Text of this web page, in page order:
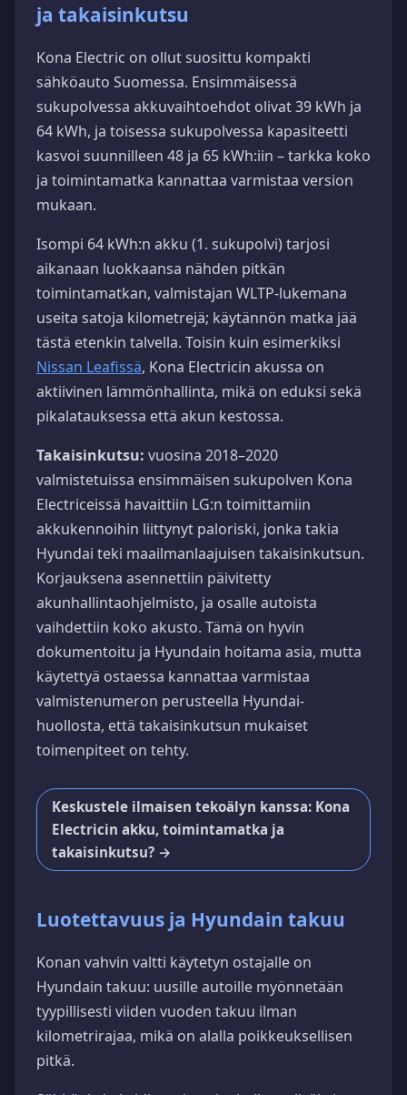
ja takaisinkutsu
Kona Electric on ollut suosittu kompakti
sähköauto Suomessa. Ensimmäisessä
sukupolvessa akkuvaihtoehdot olivat 39 kWh ja
64 kWh, ja toisessa sukupolvessa kapasiteetti
kasvoi suunnilleen 48 ja 65 kWh:iin – tarkka koko
ja toimintamatka kannattaa varmistaa version
mukaan.
Isompi 64 kWh:n akku (1. sukupolvi) tarjosi
aikanaan luokkaansa nähden pitkän
toimintamatkan, valmistajan WLTP-lukemana
useita satoja kilometrejä; käytännön matka jää
tästä etenkin talvella. Toisin kuin esimerkiksi
Nissan Leafissä, Kona Electricin akussa on
aktiivinen lämmönhallinta, mikä on eduksi sekä
pikalatauksessa että akun kestossa.
Takaisinkutsu: vuosina 2018–2020
valmistetuissa ensimmäisen sukupolven Kona
Electriceissä havaittiin LG:n toimittamiin
akkukennoihin liittynyt paloriski, jonka takia
Hyundai teki maailmanlaajuisen takaisinkutsun.
Korjauksena asennettiin päivitetty
akunhallintaohjelmisto, ja osalle autoista
vaihdettiin koko akusto. Tämä on hyvin
dokumentoitu ja Hyundain hoitama asia, mutta
käytettyä ostaessa kannattaa varmistaa
valmistenumeron perusteella Hyundai-
huollosta, että takaisinkutsun mukaiset
toimenpiteet on tehty.
Keskustele ilmaisen tekoälyn kanssa: Kona
Electricin akku, toimintamatka ja
takaisinkutsu? →
Luotettavuus ja Hyundain takuu
Konan vahvin valtti käytetyn ostajalle on
Hyundain takuu: uusille autoille myönnetään
tyypillisesti viiden vuoden takuu ilman
kilometrirajaa, mikä on alalla poikkeuksellisen
pitkä.